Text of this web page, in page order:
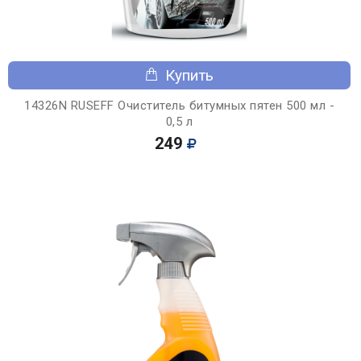
Купить
14326N RUSEFF Очиститель битумных пятен 500 мл -
0,5 л
249